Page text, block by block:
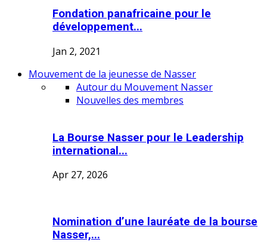
Fondation panafricaine pour le
développement...
Jan 2, 2021
Mouvement de la jeunesse de Nasser
Autour du Mouvement Nasser
Nouvelles des membres
La Bourse Nasser pour le Leadership
international...
Apr 27, 2026
Nomination d’une lauréate de la bourse
Nasser,...